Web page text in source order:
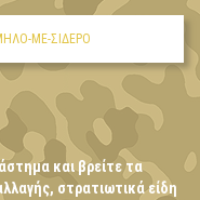
ΜΕ-ΣΊΔΕΡΟ
και βρείτε τα
στρατιωτικά είδη